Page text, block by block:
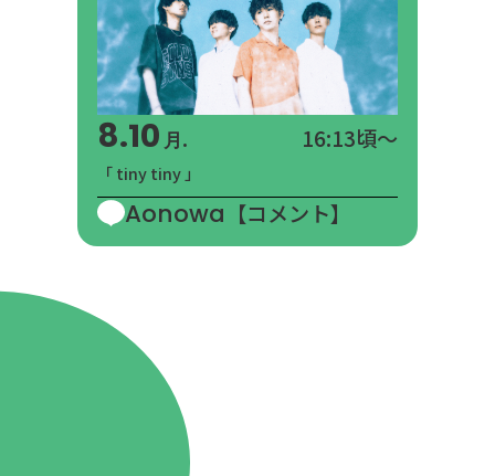
8.10 月. 16:13頃～
「 tiny tiny 」
Aonowa 【コメント】